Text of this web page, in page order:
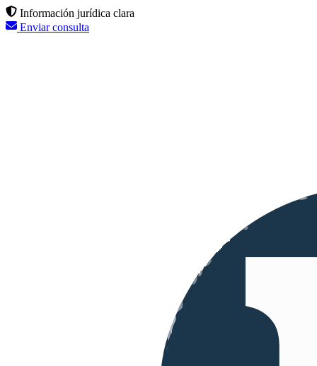
Información jurídica clara
Enviar consulta